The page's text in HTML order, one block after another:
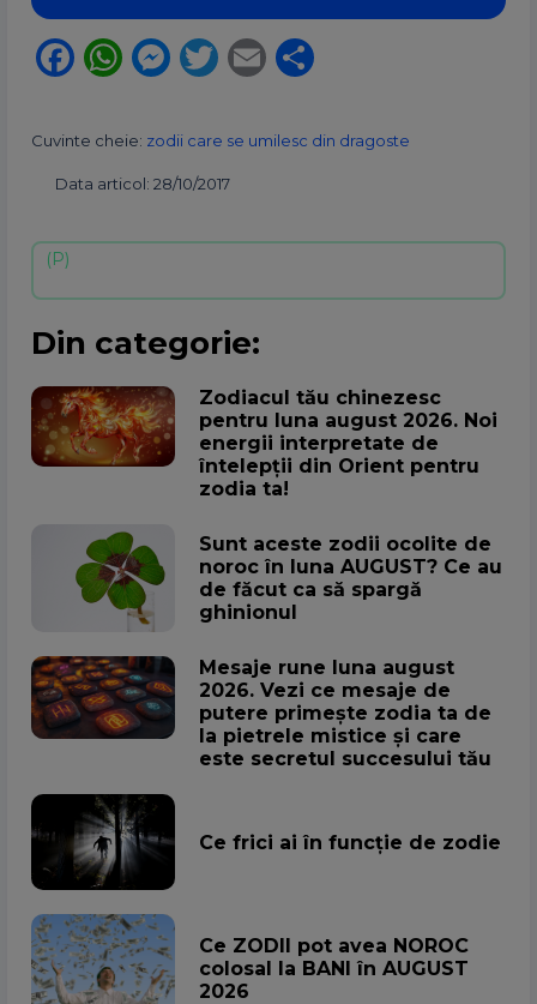
Facebook
WhatsApp
Messenger
Twitter
Email
Cuvinte cheie: zodii care se umilesc din dragoste
Data articol: 28/10/2017
Din categorie:
Zodiacul tău chinezesc
pentru luna august 2026. Noi
energii interpretate de
întelepții din Orient pentru
zodia ta!
Sunt aceste zodii ocolite de
noroc în luna AUGUST? Ce au
de făcut ca să spargă
ghinionul
Mesaje rune luna august
2026. Vezi ce mesaje de
putere primește zodia ta de
la pietrele mistice și care
este secretul succesului tău
Ce frici ai în funcție de zodie
Ce ZODII pot avea NOROC
colosal la BANI în AUGUST
2026